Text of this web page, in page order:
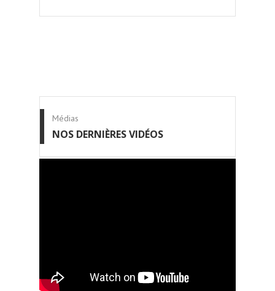
Médias
NOS DERNIÈRES VIDÉOS